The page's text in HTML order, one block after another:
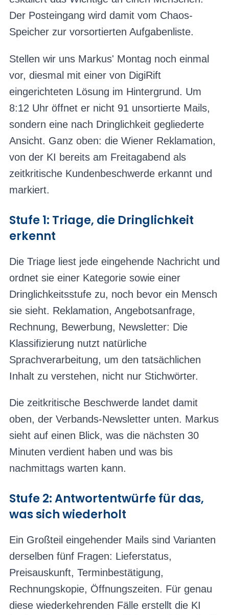
Der Posteingang wird damit vom Chaos-
Speicher zur vorsortierten Aufgabenliste.
Stellen wir uns Markus' Montag noch einmal
vor, diesmal mit einer von DigiRift
eingerichteten Lösung im Hintergrund. Um
8:12 Uhr öffnet er nicht 91 unsortierte Mails,
sondern eine nach Dringlichkeit gegliederte
Ansicht. Ganz oben: die Wiener Reklamation,
von der KI bereits am Freitagabend als
zeitkritische Kundenbeschwerde erkannt und
markiert.
Stufe 1: Triage, die Dringlichkeit
erkennt
Die Triage liest jede eingehende Nachricht und
ordnet sie einer Kategorie sowie einer
Dringlichkeitsstufe zu, noch bevor ein Mensch
sie sieht. Reklamation, Angebotsanfrage,
Rechnung, Bewerbung, Newsletter: Die
Klassifizierung nutzt natürliche
Sprachverarbeitung, um den tatsächlichen
Inhalt zu verstehen, nicht nur Stichwörter.
Die zeitkritische Beschwerde landet damit
oben, der Verbands-Newsletter unten. Markus
sieht auf einen Blick, was die nächsten 30
Minuten verdient haben und was bis
nachmittags warten kann.
Stufe 2: Antwortentwürfe für das,
was sich wiederholt
Ein Großteil eingehender Mails sind Varianten
derselben fünf Fragen: Lieferstatus,
Preisauskunft, Terminbestätigung,
Rechnungskopie, Öffnungszeiten. Für genau
diese wiederkehrenden Fälle erstellt die KI